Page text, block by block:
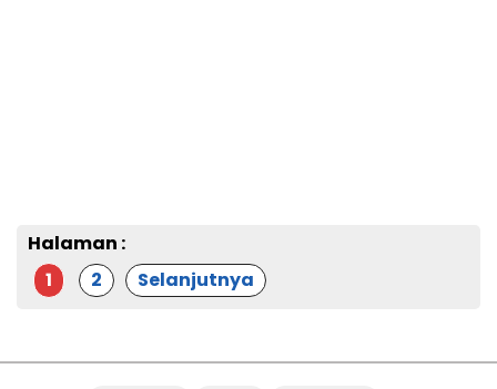
Halaman :
1
2 Selanjutnya